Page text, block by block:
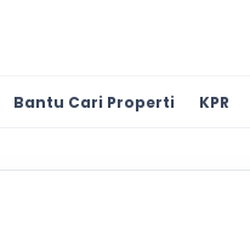
Bantu Cari Properti KPR